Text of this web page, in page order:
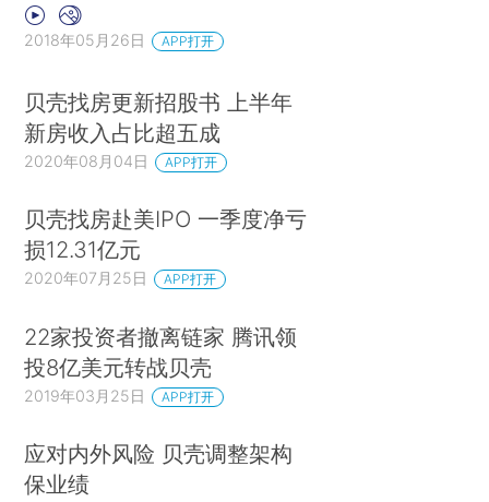
2018年05月26日 APP打开
贝壳找房更新招股书 上半年
新房收入占比超五成
2020年08月04日 APP打开
贝壳找房赴美IPO 一季度净亏
损12.31亿元
2020年07月25日 APP打开
22家投资者撤离链家 腾讯领
投8亿美元转战贝壳
2019年03月25日 APP打开
应对内外风险 贝壳调整架构
保业绩